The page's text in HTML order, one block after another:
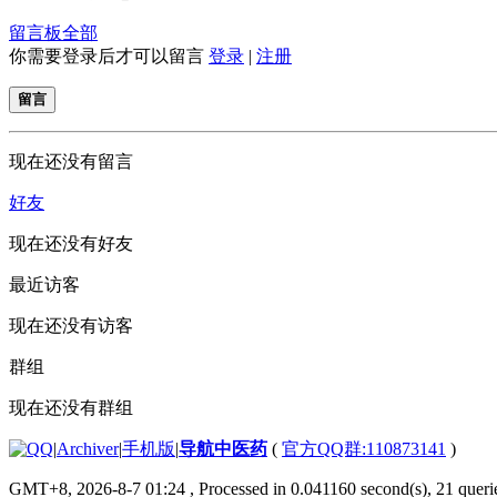
留言板全部
你需要登录后才可以留言 登录 | 注册
留言
现在还没有留言
好友
现在还没有好友
最近访客
现在还没有访客
群组
现在还没有群组
|Archiver|手机版|导航中医药 ( 官方QQ群:110873141 )
GMT+8, 2026-8-7 01:24 , Processed in 0.041160 second(s), 21